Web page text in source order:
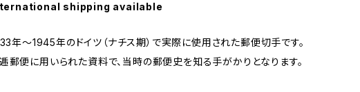
shipping available
年～1945年のドイツ（ナチス期）で実際に使用された郵便切手です。
郵便に用いられた資料で、当時の郵便史を知る手がかりとなります。